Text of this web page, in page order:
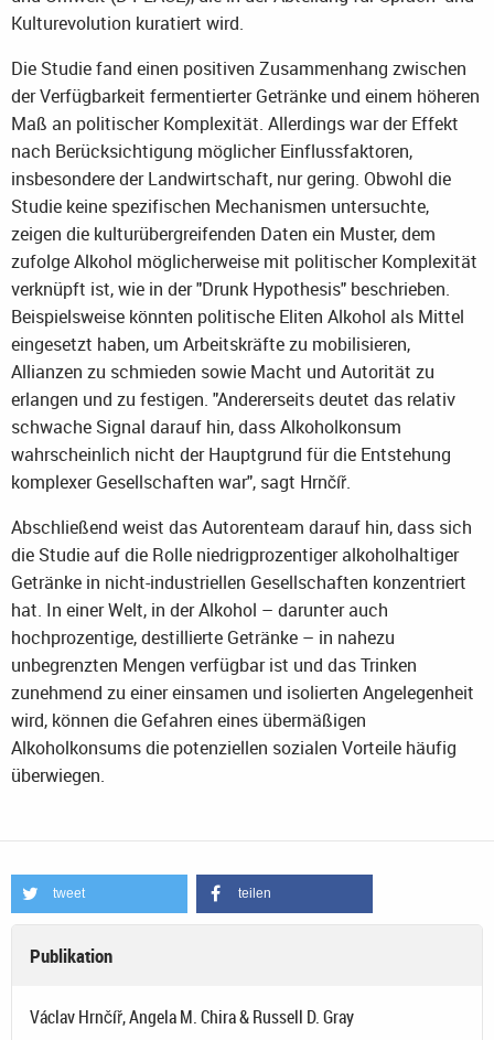
Kulturevolution kuratiert wird.
Die Studie fand einen positiven Zusammenhang zwischen
der Verfügbarkeit fermentierter Getränke und einem höheren
Maß an politischer Komplexität. Allerdings war der Effekt
nach Berücksichtigung möglicher Einflussfaktoren,
insbesondere der Landwirtschaft, nur gering. Obwohl die
Studie keine spezifischen Mechanismen untersuchte,
zeigen die kulturübergreifenden Daten ein Muster, dem
zufolge Alkohol möglicherweise mit politischer Komplexität
verknüpft ist, wie in der "Drunk Hypothesis" beschrieben.
Beispielsweise könnten politische Eliten Alkohol als Mittel
eingesetzt haben, um Arbeitskräfte zu mobilisieren,
Allianzen zu schmieden sowie Macht und Autorität zu
erlangen und zu festigen. "Andererseits deutet das relativ
schwache Signal darauf hin, dass Alkoholkonsum
wahrscheinlich nicht der Hauptgrund für die Entstehung
komplexer Gesellschaften war", sagt Hrnčíř.
Abschließend weist das Autorenteam darauf hin, dass sich
die Studie auf die Rolle niedrigprozentiger alkoholhaltiger
Getränke in nicht-industriellen Gesellschaften konzentriert
hat. In einer Welt, in der Alkohol – darunter auch
hochprozentige, destillierte Getränke – in nahezu
unbegrenzten Mengen verfügbar ist und das Trinken
zunehmend zu einer einsamen und isolierten Angelegenheit
wird, können die Gefahren eines übermäßigen
Alkoholkonsums die potenziellen sozialen Vorteile häufig
überwiegen.
tweet teilen
Publikation
Václav Hrnčíř, Angela M. Chira & Russell D. Gray